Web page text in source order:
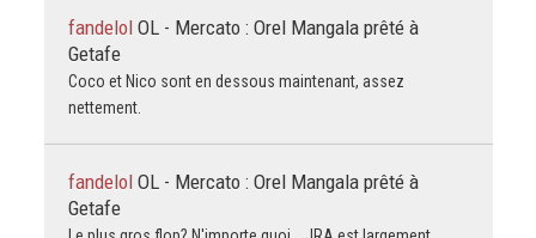
fandelol OL - Mercato : Orel Mangala prêté à
Getafe
Coco et Nico sont en dessous maintenant, assez
nettement.
fandelol OL - Mercato : Orel Mangala prêté à
Getafe